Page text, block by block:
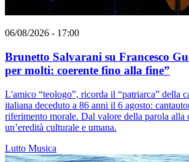
06/08/2026 - 17:00
Brunetto Salvarani su Francesco
per molti: coerente fino alla fine”
L'amico “teologo”, ricorda il “patriarca” della
italiana deceduto a 86 anni il 6 agosto:
riferimento morale. Dal valore della parola alla
un’eredità culturale e umana.
Lutto Musica